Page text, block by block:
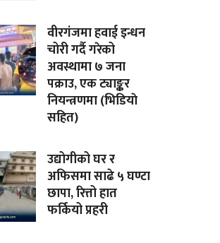
वीरगंजमा हवाई इन्धन
चोरी गर्दै गरेको
अवस्थामा ७ जना
पक्राउ, एक ट्याङ्कर
नियन्त्रणमा (भिडियाे
सहित)
उद्योगीको घर र
अफिसमा साढे ५ घण्टा
छापा, रित्तो हात
फर्कियो प्रहरी